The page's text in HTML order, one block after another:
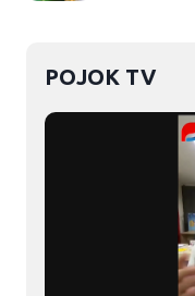
POJOK TV